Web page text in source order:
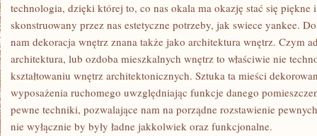
technologia, dzięki której to, co nas okala ma okazję stać się piękne
skonstruowany przez nas estetyczne potrzeby, jak swiece yankee.
nam dekoracja wnętrz znana także jako architektura wnętrz. Czym
architektura, lub ozdoba mieszkalnych wnętrz to właściwie nie
kształtowaniu wnętrz architektonicznych. Sztuka ta mieści
wyposażenia ruchomego uwzględniając funkcje danego
pewne techniki, pozwalające nam na porządne rozstawienie
nie wyłącznie by były ładne jakkolwiek oraz funkcjonalne.